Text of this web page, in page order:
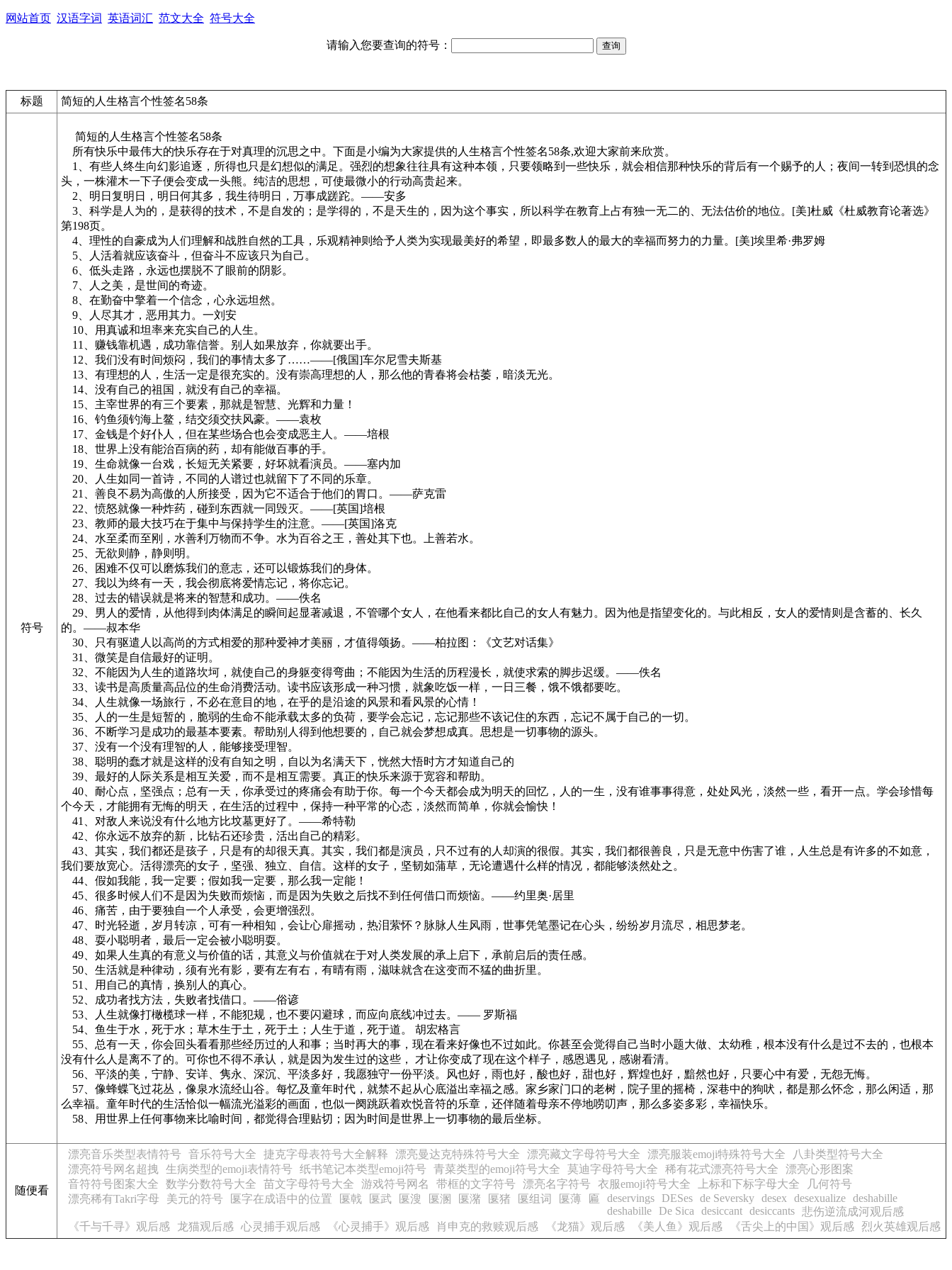
网站首页 汉语字词 英语词汇 范文大全 符号大全
请输入您要查询的符号：
标题 简短的人生格言个性签名58条
符号
简短的人生格言个性签名58条
所有快乐中最伟大的快乐存在于对真理的沉思之中。下面是小编为大家提供的人生格言个性签名58条,欢迎大家前来欣赏。
1、有些人终生向幻影追逐，所得也只是幻想似的满足。强烈的想象往往具有这种本领，只要领略到一些快乐，就会相信那种快乐的背后有一个赐予的人；夜间一转到恐惧的念
头，一株灌木一下子便会变成一头熊。纯洁的思想，可使最微小的行动高贵起来。
2、明日复明日，明日何其多，我生待明日，万事成蹉跎。——安多
3、科学是人为的，是获得的技术，不是自发的；是学得的，不是天生的，因为这个事实，所以科学在教育上占有独一无二的、无法估价的地位。[美]杜威《杜威教育论著选》
第198页。
4、理性的自豪成为人们理解和战胜自然的工具，乐观精神则给予人类为实现最美好的希望，即最多数人的最大的幸福而努力的力量。[美]埃里希·弗罗姆
5、人活着就应该奋斗，但奋斗不应该只为自己。
6、低头走路，永远也摆脱不了眼前的阴影。
7、人之美，是世间的奇迹。
8、在勤奋中擎着一个信念，心永远坦然。
9、人尽其才，恶用其力。一刘安
10、用真诚和坦率来充实自己的人生。
11、赚钱靠机遇，成功靠信誉。别人如果放弃，你就要出手。
12、我们没有时间烦闷，我们的事情太多了……——[俄国]车尔尼雪夫斯基
13、有理想的人，生活一定是很充实的。没有崇高理想的人，那么他的青春将会枯萎，暗淡无光。
14、没有自己的祖国，就没有自己的幸福。
15、主宰世界的有三个要素，那就是智慧、光辉和力量！
16、钓鱼须钓海上鳌，结交须交扶风豪。——袁枚
17、金钱是个好仆人，但在某些场合也会变成恶主人。——培根
18、世界上没有能治百病的药，却有能做百事的手。
19、生命就像一台戏，长短无关紧要，好坏就看演员。——塞内加
20、人生如同一首诗，不同的人谱过也就留下了不同的乐章。
21、善良不易为高傲的人所接受，因为它不适合于他们的胃口。——萨克雷
22、愤怒就像一种炸药，碰到东西就一同毁灭。——[英国]培根
23、教师的最大技巧在于集中与保持学生的注意。——[英国]洛克
24、水至柔而至刚，水善利万物而不争。水为百谷之王，善处其下也。上善若水。
25、无欲则静，静则明。
26、困难不仅可以磨炼我们的意志，还可以锻炼我们的身体。
27、我以为终有一天，我会彻底将爱情忘记，将你忘记。
28、过去的错误就是将来的智慧和成功。——佚名
29、男人的爱情，从他得到肉体满足的瞬间起显著减退，不管哪个女人，在他看来都比自己的女人有魅力。因为他是指望变化的。与此相反，女人的爱情则是含蓄的、长久
的。——叔本华
30、只有驱遣人以高尚的方式相爱的那种爱神才美丽，才值得颂扬。——柏拉图：《文艺对话集》
31、微笑是自信最好的证明。
32、不能因为人生的道路坎坷，就使自己的身躯变得弯曲；不能因为生活的历程漫长，就使求索的脚步迟缓。——佚名
33、读书是高质量高品位的生命消费活动。读书应该形成一种习惯，就象吃饭一样，一日三餐，饿不饿都要吃。
34、人生就像一场旅行，不必在意目的地，在乎的是沿途的风景和看风景的心情！
35、人的一生是短暂的，脆弱的生命不能承载太多的负荷，要学会忘记，忘记那些不该记住的东西，忘记不属于自己的一切。
36、不断学习是成功的最基本要素。帮助别人得到他想要的，自己就会梦想成真。思想是一切事物的源头。
37、没有一个没有理智的人，能够接受理智。
38、聪明的蠢才就是这样的没有自知之明，自以为名满天下，恍然大悟时方才知道自己的
39、最好的人际关系是相互关爱，而不是相互需要。真正的快乐来源于宽容和帮助。
40、耐心点，坚强点；总有一天，你承受过的疼痛会有助于你。每一个今天都会成为明天的回忆，人的一生，没有谁事事得意，处处风光，淡然一些，看开一点。学会珍惜每
个今天，才能拥有无悔的明天，在生活的过程中，保持一种平常的心态，淡然而简单，你就会愉快！
41、对敌人来说没有什么地方比坟墓更好了。——希特勒
42、你永远不放弃的新，比钻石还珍贵，活出自己的精彩。
43、其实，我们都还是孩子，只是有的却很天真。其实，我们都是演员，只不过有的人却演的很假。其实，我们都很善良，只是无意中伤害了谁，人生总是有许多的不如意，
我们要放宽心。活得漂亮的女子，坚强、独立、自信。这样的女子，坚韧如蒲草，无论遭遇什么样的情况，都能够淡然处之。
44、假如我能，我一定要；假如我一定要，那么我一定能！
45、很多时候人们不是因为失败而烦恼，而是因为失败之后找不到任何借口而烦恼。——约里奥·居里
46、痛苦，由于要独自一个人承受，会更增强烈。
47、时光轻逝，岁月转凉，可有一种相知，会让心扉摇动，热泪萦怀？脉脉人生风雨，世事凭笔墨记在心头，纷纷岁月流尽，相思梦老。
48、耍小聪明者，最后一定会被小聪明耍。
49、如果人生真的有意义与价值的话，其意义与价值就在于对人类发展的承上启下，承前启后的责任感。
50、生活就是种律动，须有光有影，要有左有右，有晴有雨，滋味就含在这变而不猛的曲折里。
51、用自己的真情，换别人的真心。
52、成功者找方法，失败者找借口。——俗谚
53、人生就像打橄榄球一样，不能犯规，也不要闪避球，而应向底线冲过去。—— 罗斯福
54、鱼生于水，死于水；草木生于土，死于土；人生于道，死于道。 胡宏格言
55、总有一天，你会回头看看那些经历过的人和事；当时再大的事，现在看来好像也不过如此。你甚至会觉得自己当时小题大做、太幼稚，根本没有什么是过不去的，也根本
没有什么人是离不了的。可你也不得不承认，就是因为发生过的这些， 才让你变成了现在这个样子，感恩遇见，感谢看清。
56、平淡的美，宁静、安详、隽永、深沉、平淡多好，我愿独守一份平淡。风也好，雨也好，酸也好，甜也好，辉煌也好，黯然也好，只要心中有爱，无怨无悔。
57、像蜂蝶飞过花丛，像泉水流经山谷。每忆及童年时代，就禁不起从心底溢出幸福之感。家乡家门口的老树，院子里的摇椅，深巷中的狗吠，都是那么怀念，那么闲适，那
么幸福。童年时代的生活恰似一幅流光溢彩的画面，也似一阕跳跃着欢悦音符的乐章，还伴随着母亲不停地唠叨声，那么多姿多彩，幸福快乐。
58、用世界上任何事物来比喻时间，都觉得合理贴切；因为时间是世界上一切事物的最后坐标。
随便看
漂亮音乐类型表情符号 音乐符号大全 捷克字母表符号大全解释 漂亮曼达克特殊符号大全 漂亮藏文字母符号大全 漂亮服装emoji特殊符号大全
八卦类型符号大全
漂亮符号网名超拽
生病类型的emoji表情符号 纸书笔记本类型emoji符号 青菜类型的emoji符号大全 莫迪字母符号大全 稀有花式漂亮符号大全
漂亮心形图案
音符符号图案大全
数学分数符号大全 苗文字母符号大全 游戏符号网名 带框的文字符号 漂亮名字符号 衣服emoji符号大全 上标和下标字母大全
几何符号
漂亮稀有Takri字母
美元的符号 匽字在成语中的位置 匽戟 匽武 匽溲 匽溷 匽潴 匽猪 匽组词 匽薄 匾 deservings DESes de Seversky desex desexualize deshabille
deshabille
De Sica desiccant desiccants 悲伤逆流成河观后感
《千与千寻》观后感
龙猫观后感 心灵捕手观后感 《心灵捕手》观后感 肖申克的救赎观后感 《龙猫》观后感 《美人鱼》观后感 《舌尖上的中国》观后感 烈火英雄观后感